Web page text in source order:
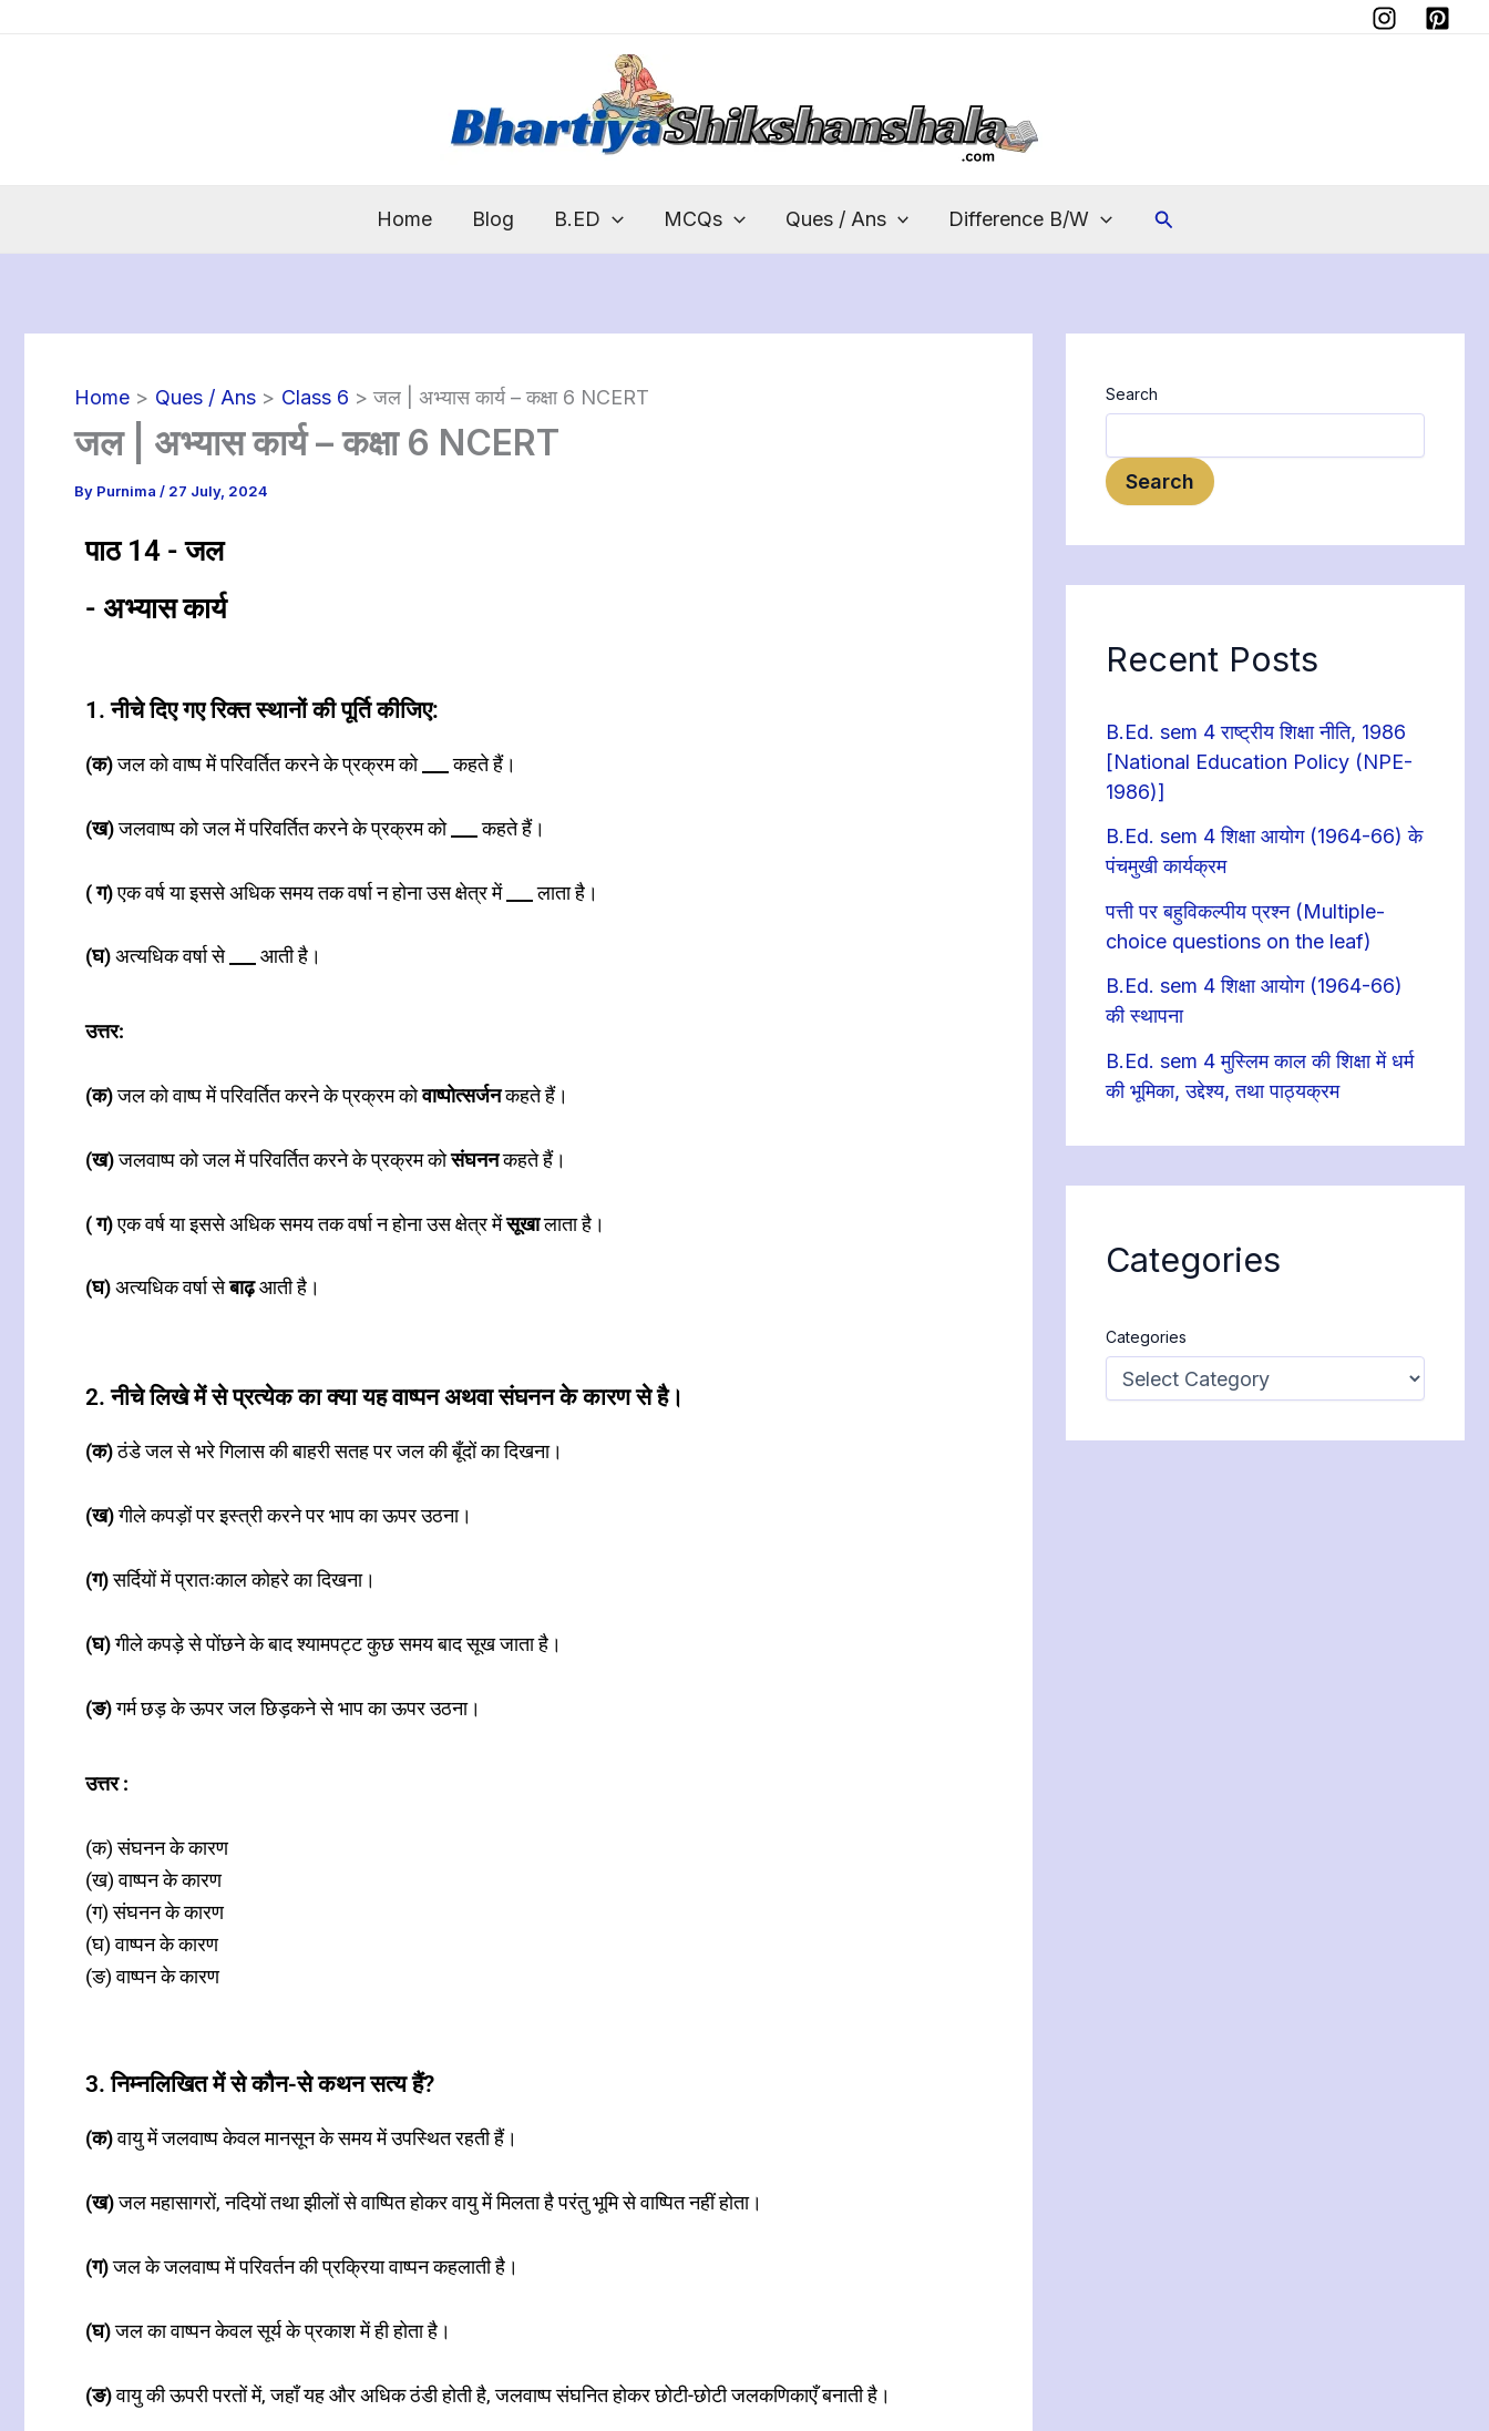
Home Blog B.ED MCQs Ques / Ans Difference B/W Search
Home Ques / Ans Class 6 जल | अभ्यास कार्य – कक्षा 6 NCERT
जल | अभ्यास कार्य – कक्षा 6 NCERT
By Purnima / 27 July, 2024
पाठ 14 - जल
- अभ्यास कार्य
1. नीचे दिए गए रिक्त स्थानों की पूर्ति कीजिए:
(क)जल को वाष्प में परिवर्तित करने के प्रक्रम को कहते हैं।
(ख)जलवाष्प को जल में परिवर्तित करने के प्रक्रम को कहते हैं।
( ग)एक वर्ष या इससे अधिक समय तक वर्षा न होना उस क्षेत्र में लाता है।
(घ)अत्यधिक वर्षा से आती है।
उत्तर:
(क)जल को वाष्प में परिवर्तित करने के प्रक्रम कोवाष्पोत्सर्जनकहते हैं।
(ख)जलवाष्प को जल में परिवर्तित करने के प्रक्रम कोसंघननकहते हैं।
( ग)एक वर्ष या इससे अधिक समय तक वर्षा न होना उस क्षेत्र मेंसूखालाता है।
(घ)अत्यधिक वर्षा सेबाढ़आती है।
2. नीचे लिखे में से प्रत्येक का क्या यह वाष्पन अथवा संघनन के कारण से है।
(क)ठंडे जल से भरे गिलास की बाहरी सतह पर जल की बूँदों का दिखना।
(ख)गीले कपड़ों पर इस्त्री करने पर भाप का ऊपर उठना।
(ग)सर्दियों में प्रातःकाल कोहरे का दिखना।
(घ)गीले कपड़े से पोंछने के बाद श्यामपट्ट कुछ समय बाद सूख जाता है।
(ङ)गर्म छड़ के ऊपर जल छिड़कने से भाप का ऊपर उठना।
उत्तर :
(क)संघनन के कारण
(ख) वाष्पन के कारण
(ग)संघनन के कारण
(घ)वाष्पन के कारण
(ङ)वाष्पन के कारण
3. निम्नलिखित में से कौन-से कथन सत्य हैं?
(क)वायु में जलवाष्प केवल मानसून के समय में उपस्थित रहती हैं।
(ख)जल महासागरों, नदियों तथा झीलों से वाष्पित होकर वायु में मिलता है परंतु भूमि से वाष्पित नहीं होता।
(ग)जल के जलवाष्प में परिवर्तन की प्रक्रिया वाष्पन कहलाती है।
(घ)जल का वाष्पन केवल सूर्य के प्रकाश में ही होता है।
(ङ)वायु की ऊपरी परतों में, जहाँ यह और अधिक ठंडी होती है, जलवाष्प संघनित होकर छोटी-छोटी जलकणिकाएँ बनाती है।
Search
Search
Recent Posts
B.Ed. sem 4 राष्ट्रीय शिक्षा नीति, 1986
[National Education Policy (NPE-
1986)]
B.Ed. sem 4 शिक्षा आयोग (1964-66) के
पंचमुखी कार्यक्रम
पत्ती पर बहुविकल्पीय प्रश्न (Multiple-
choice questions on the leaf)
B.Ed. sem 4 शिक्षा आयोग (1964-66)
की स्थापना
B.Ed. sem 4 मुस्लिम काल की शिक्षा में धर्म
की भूमिका, उद्देश्य, तथा पाठ्यक्रम
Categories
Categories